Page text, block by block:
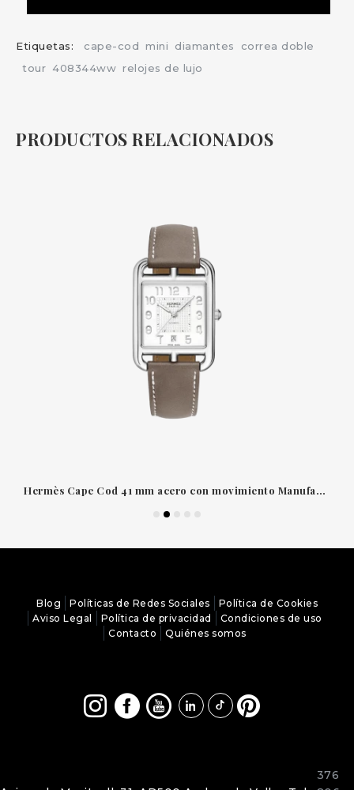
Etiquetas: cape-cod mini diamantes
correa doble
tour 408344ww relojes de lujo
PRODUCTOS RELACIONADOS
Hermès Cape Cod 41 mm acero con movimiento Manufacture H1912
Blog Políticas de Redes Sociales
Política de Cookies
Aviso Legal
Política de privacidad
Condiciones de uso
Contacto
Quiénes somos
376